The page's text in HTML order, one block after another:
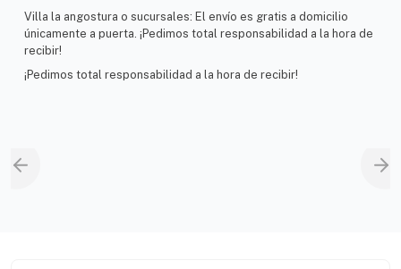
Villa la angostura o sucursales: El envío es gratis a domicilio
únicamente a puerta. ¡Pedimos total responsabilidad a la hora de
recibir!
¡Pedimos total responsabilidad a la hora de recibir!